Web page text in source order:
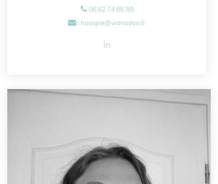
06 62 74 85 89
c.houspie@wanadoo.fr